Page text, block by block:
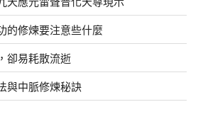
的修煉要注意些什麼
卻易耗散流逝
與中脈修煉秘訣